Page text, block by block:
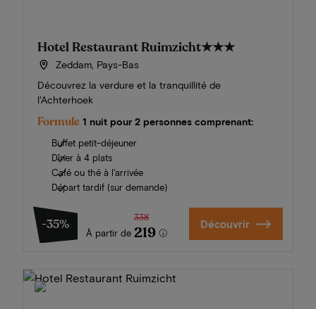
Hotel Restaurant Ruimzicht★★★
Zeddam, Pays-Bas
Découvrez la verdure et la tranquillité de
l'Achterhoek
Formule 1 nuit pour 2 personnes comprenant:
Buffet petit-déjeuner
Dîner à 4 plats
Café ou thé à l'arrivée
Départ tardif (sur demande)
-35%
À partir de
338
219 Découvrir